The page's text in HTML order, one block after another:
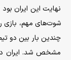
نهایت این ایران
شوت‌های مهم، بازی
چندین بار بین دو